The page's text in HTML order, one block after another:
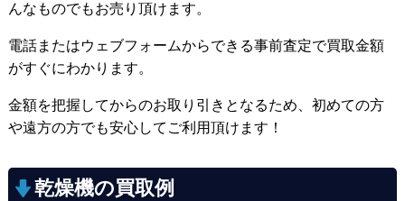
んなものでもお売り頂けます。
電話またはウェブフォームからできる事前査定で買取金額
がすぐにわかります。
金額を把握してからのお取り引きとなるため、初めての方
や遠方の方でも安心してご利用頂けます！
乾燥機の買取例